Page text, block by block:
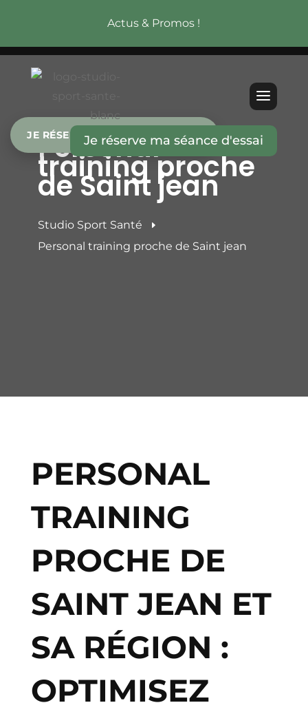
Actus & Promos !
Je réserve ma séance d'essai
Personal
training proche
de Saint jean
Studio Sport Santé E
Personal training proche de Saint jean
PERSONAL
TRAINING
PROCHE DE
SAINT JEAN ET
SA RÉGION :
OPTIMISEZ
JE RÉSERVE MA SÉANCE D’ESSAI